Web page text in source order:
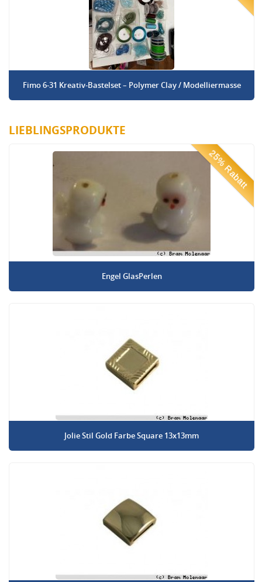
Fimo 6-31 Kreativ-Bastelset – Polymer Clay / Modelliermasse
LIEBLINGSPRODUKTE
25% Rabatt
Engel GlasPerlen
Jolie Stil Gold Farbe Square 13x13mm